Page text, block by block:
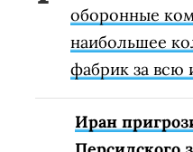
оборонные
наибольшее
фабрик за
Иран